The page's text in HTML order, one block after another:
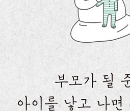
습관은 지금부터
신화 만들기
│ 나를 지키며 부모가 되는 법